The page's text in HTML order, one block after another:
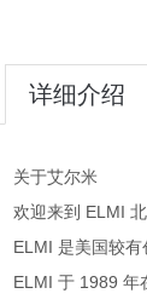
详细介绍
关于艾尔米
欢迎来到 ELMI
ELMI 是美国较有
ELMI 于 1989 年